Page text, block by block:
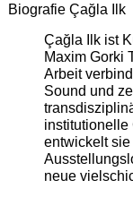
Biografie Çağla Ilk
Çağla Ilk ist
Maxim Gorki
Arbeit
Sound und
institutionelle
entwickelt
neue